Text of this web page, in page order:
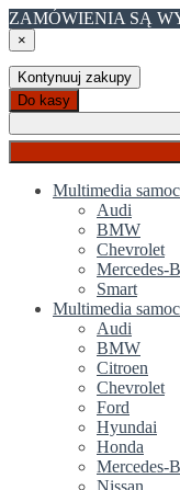
ZAMÓWIENIA SĄ
×
Kontynuuj zakupy
Do kasy
Multimedia
Audi
BMW
Chevrolet
Mercedes-
Smart
Multimedia
Audi
BMW
Citroen
Chevrolet
Ford
Hyundai
Honda
Mercedes-
Nissan